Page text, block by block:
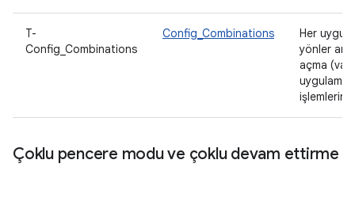
T-
Config_Combinations
Config_Combinations
Her
yönler
açma
uygulama
işlemlerini
Çoklu pencere modu ve çoklu devam ettirme